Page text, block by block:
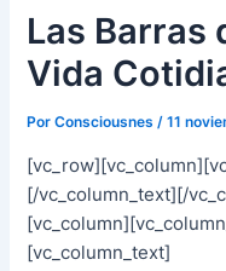
Las Barras
Vida
PorConsciousnes/11
[/vc_column_text][/
[vc_column_text]